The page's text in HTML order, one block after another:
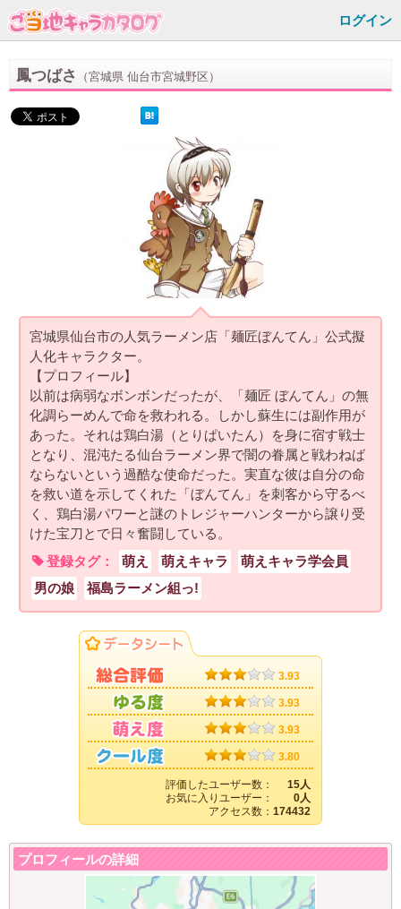
ログイン
鳳つばさ （宮城県 仙台市宮城野区）
宮城県仙台市の人気ラーメン店「麺匠ぼんてん」公式擬
人化キャラクター。
【プロフィール】
以前は病弱なボンボンだったが、「麺匠 ぼんてん」の無
化調らーめんで命を救われる。しかし蘇生には副作用が
あった。それは鶏白湯（とりぱいたん）を身に宿す戦士
となり、混沌たる仙台ラーメン界で闇の眷属と戦わねば
ならないという過酷な使命だった。実直な彼は自分の命
を救い道を示してくれた「ぼんてん」を刺客から守るべ
く、鶏白湯パワーと謎のトレジャーハンターから譲り受
けた宝刀とで日々奮闘している。
登録タグ：
萌え 萌えキャラ
萌えキャラ学会員
男の娘
福島ラーメン組っ!
3.93
3.93
3.93
3.80
評価したユーザー数：
15人
お気に入りユーザー：
0人
アクセス数： 174432
プロフィールの詳細